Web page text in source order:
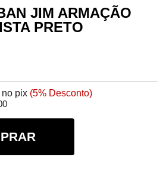
JIM ARMAÇÃO
PRETO
pix (5% Desconto)